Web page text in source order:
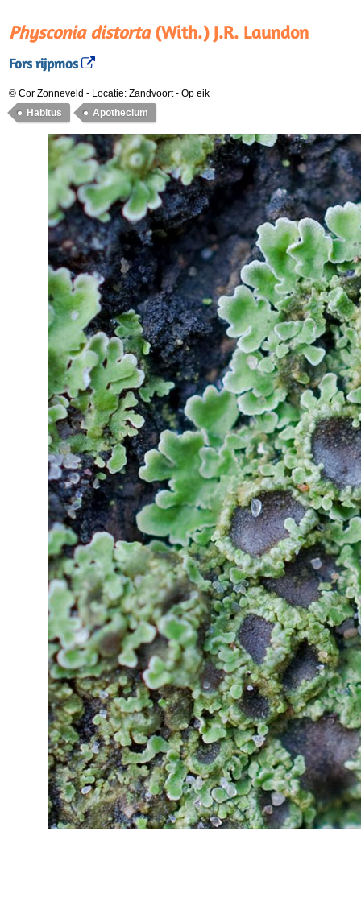
Physconia distorta(With.) J.R. Laundon
Fors rijpmos
© Cor Zonneveld - Locatie: Zandvoort- Op eik
Habitus
Apothecium